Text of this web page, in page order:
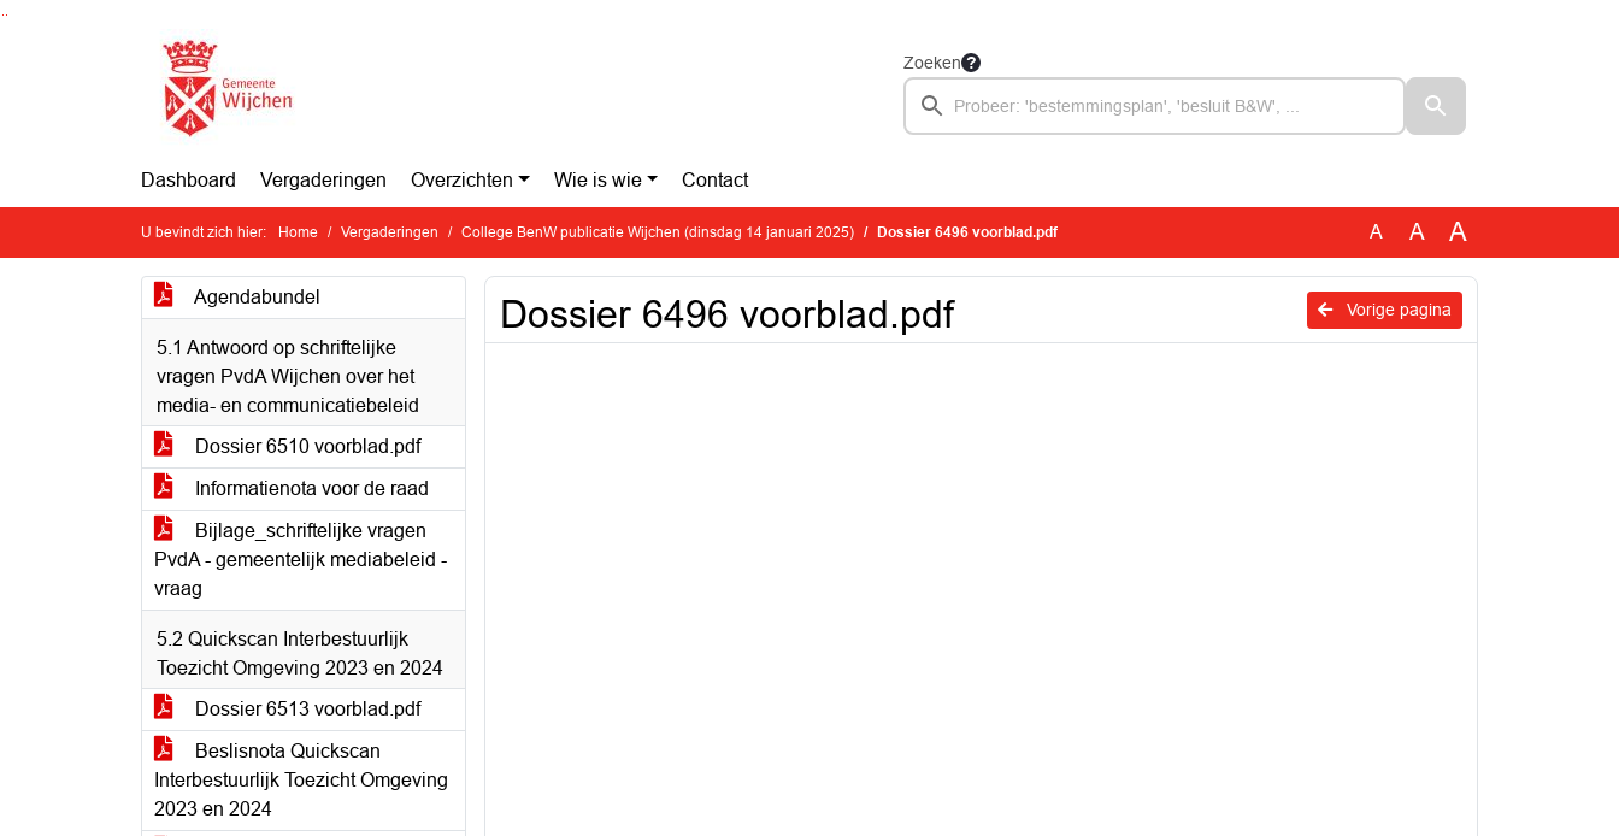
Ga naar de inhoud van deze pagina
Zoeken
Dashboard Vergaderingen Overzichten Wie is wie Contact
U bevindt zich hier: Home Vergaderingen College BenW publicatie Wijchen (dinsdag 14 januari 2025) Dossier 6496 voorblad.pdf A A A
Agendabundel
5.1 Antwoord op schriftelijke
vragen PvdA Wijchen over het
media- en communicatiebeleid
Dossier 6510 voorblad.pdf
Informatienota voor de raad
Bijlage_schriftelijke vragen
PvdA - gemeentelijk mediabeleid -
vraag
5.2 Quickscan Interbestuurlijk
Toezicht Omgeving 2023 en 2024
Dossier 6513 voorblad.pdf
Beslisnota Quickscan
Interbestuurlijk Toezicht Omgeving
2023 en 2024
Vorige pagina
Dossier 6496 voorblad.pdf